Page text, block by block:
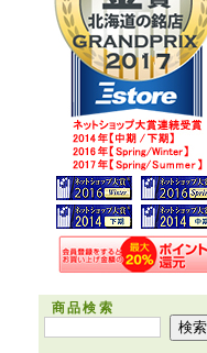
商品検索